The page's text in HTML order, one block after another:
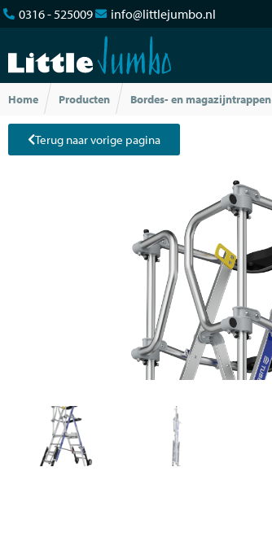
0316 - 525009 info@littlejumbo.nl
Home Producten Bordes- en magazijntrappen
Terug naar vorige pagina